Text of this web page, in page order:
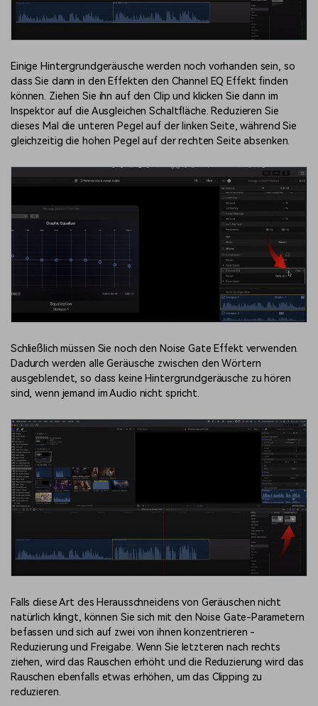
Einige Hintergrundgeräusche werden noch vorhanden sein, so
dass Sie dann in den Effekten den Channel EQ Effekt finden
können. Ziehen Sie ihn auf den Clip und klicken Sie dann im
Inspektor auf die Ausgleichen Schaltfläche. Reduzieren Sie
dieses Mal die unteren Pegel auf der linken Seite, während Sie
gleichzeitig die hohen Pegel auf der rechten Seite absenken.
Schließlich müssen Sie noch den Noise Gate Effekt verwenden.
Dadurch werden alle Geräusche zwischen den Wörtern
ausgeblendet, so dass keine Hintergrundgeräusche zu hören
sind, wenn jemand im Audio nicht spricht.
Falls diese Art des Herausschneidens von Geräuschen nicht
natürlich klingt, können Sie sich mit den Noise Gate-Parametern
befassen und sich auf zwei von ihnen konzentrieren -
Reduzierung und Freigabe. Wenn Sie letzteren nach rechts
ziehen, wird das Rauschen erhöht und die Reduzierung wird das
Rauschen ebenfalls etwas erhöhen, um das Clipping zu
reduzieren.